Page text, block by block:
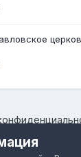
форум "Я